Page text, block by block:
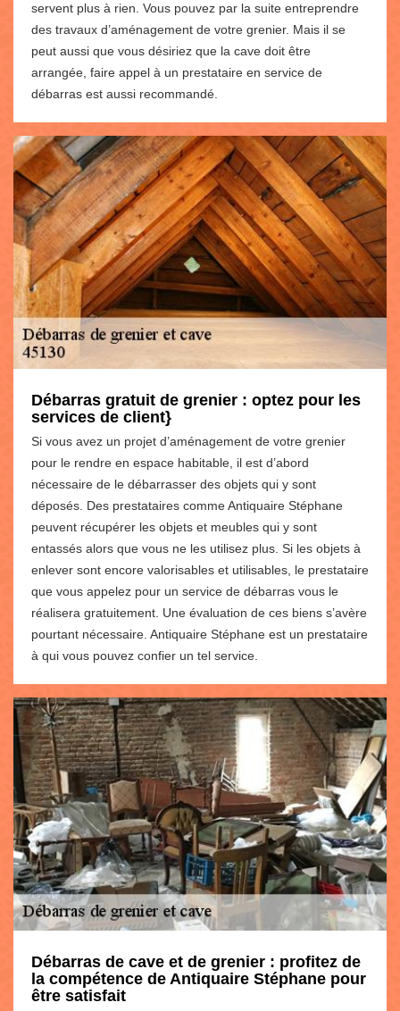
servent plus à rien. Vous pouvez par la suite entreprendre
des travaux d’aménagement de votre grenier. Mais il se
peut aussi que vous désiriez que la cave doit être
arrangée, faire appel à un prestataire en service de
débarras est aussi recommandé.
Débarras gratuit de grenier : optez pour les
services de client}
Si vous avez un projet d’aménagement de votre grenier
pour le rendre en espace habitable, il est d’abord
nécessaire de le débarrasser des objets qui y sont
déposés. Des prestataires comme Antiquaire Stéphane
peuvent récupérer les objets et meubles qui y sont
entassés alors que vous ne les utilisez plus. Si les objets à
enlever sont encore valorisables et utilisables, le prestataire
que vous appelez pour un service de débarras vous le
réalisera gratuitement. Une évaluation de ces biens s’avère
pourtant nécessaire. Antiquaire Stéphane est un prestataire
à qui vous pouvez confier un tel service.
Débarras de cave et de grenier : profitez de
la compétence de Antiquaire Stéphane pour
être satisfait